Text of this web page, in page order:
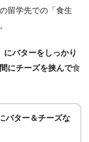
留学先での「食生
にバターをしっかり
にチーズを挟んで食
バター＆チーズな